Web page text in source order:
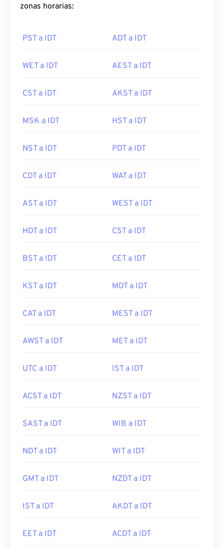
zonas horarias:
PST a IDT ADT a IDT
WET a IDT AEST a IDT
CST a IDT AKST a IDT
MSK a IDT HST a IDT
NST a IDT PDT a IDT
CDT a IDT WAT a IDT
AST a IDT WEST a IDT
HDT a IDT CST a IDT
BST a IDT CET a IDT
KST a IDT MDT a IDT
CAT a IDT MEST a IDT
AWST a IDT MET a IDT
UTC a IDT IST a IDT
ACST a IDT NZST a IDT
SAST a IDT WIB a IDT
NDT a IDT WIT a IDT
GMT a IDT NZDT a IDT
IST a IDT AKDT a IDT
EET a IDT ACDT a IDT